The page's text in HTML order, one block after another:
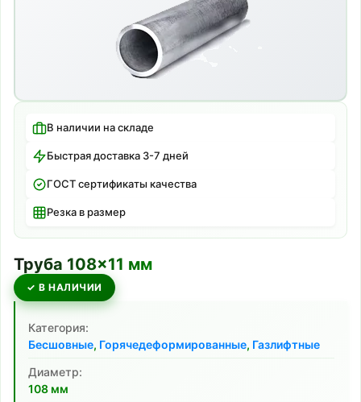
В наличии на складе
Быстрая доставка 3-7 дней
ГОСТ сертификаты качества
Резка в размер
Труба 108×11 мм
✓ В НАЛИЧИИ
Категория:
Бесшовные, Горячедеформированные, Газлифтные
Диаметр:
108 мм